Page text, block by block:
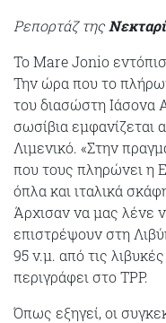
Ρεπορτάζ της
Το Mare Jonio
Την ώρα που το
του διασώστη Ιάσονα
σωσίβια εμφανίζεται
Λιμενικό. «Στην
που τους πληρώνει η
όπλα και ιταλικά
Άρχισαν να μας λένε
επιστρέψουν στη
95 ν.μ. από τις
περιγράφει στο TPP.
Όπως εξηγεί, οι